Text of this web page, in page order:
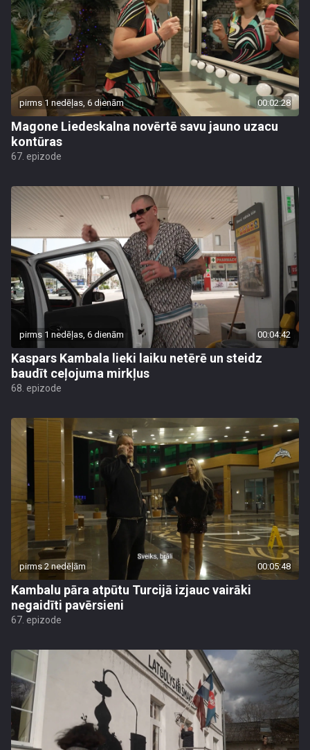
pirms 1 nedēļas, 6 dienām 00:02:28
Magone Liedeskalna novērtē savu jauno uzacu
kontūras
67. epizode
pirms 1 nedēļas, 6 dienām 00:04:42
Kaspars Kambala lieki laiku netērē un steidz
baudīt ceļojuma mirkļus
68. epizode
pirms 2 nedēļām 00:05:48
Kambalu pāra atpūtu Turcijā izjauc vairāki
negaidīti pavērsieni
67. epizode